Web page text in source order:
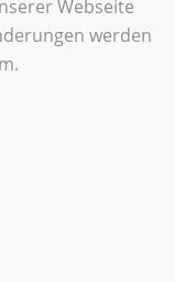
Webseite
werden